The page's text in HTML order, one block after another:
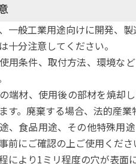
一般工業用途向けに開発、製
十分注意してください。
用条件、取付方法、環境な
端材、使用後の部材を焼却
す。廃棄する場合、法的産業
、食品用途、その他特殊用
前にご確認の上ご使用くださ
により1ミリ程度の穴が表面